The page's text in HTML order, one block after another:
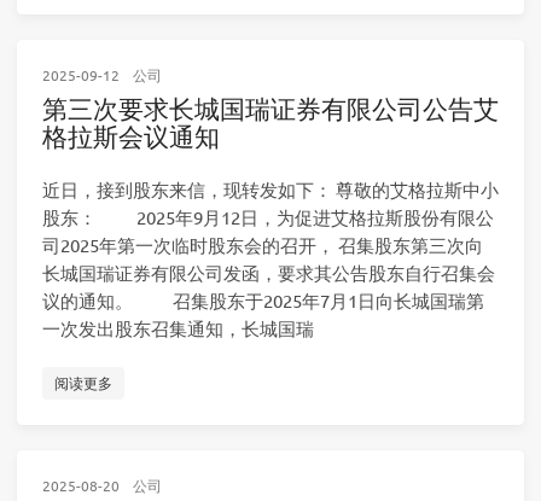
2025-09-12 公司
第三次要求长城国瑞证券有限公司公告艾
格拉斯会议通知
近日，接到股东来信，现转发如下： 尊敬的艾格拉斯中小
股东： 2025年9月12日，为促进艾格拉斯股份有限公
司2025年第一次临时股东会的召开， 召集股东第三次向
长城国瑞证券有限公司发函，要求其公告股东自行召集会
议的通知。 召集股东于2025年7月1日向长城国瑞第
一次发出股东召集通知，长城国瑞
阅读更多
2025-08-20 公司